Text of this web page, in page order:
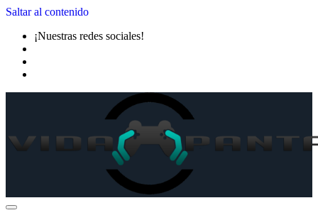
Saltar al contenido
¡Nuestras redes sociales!